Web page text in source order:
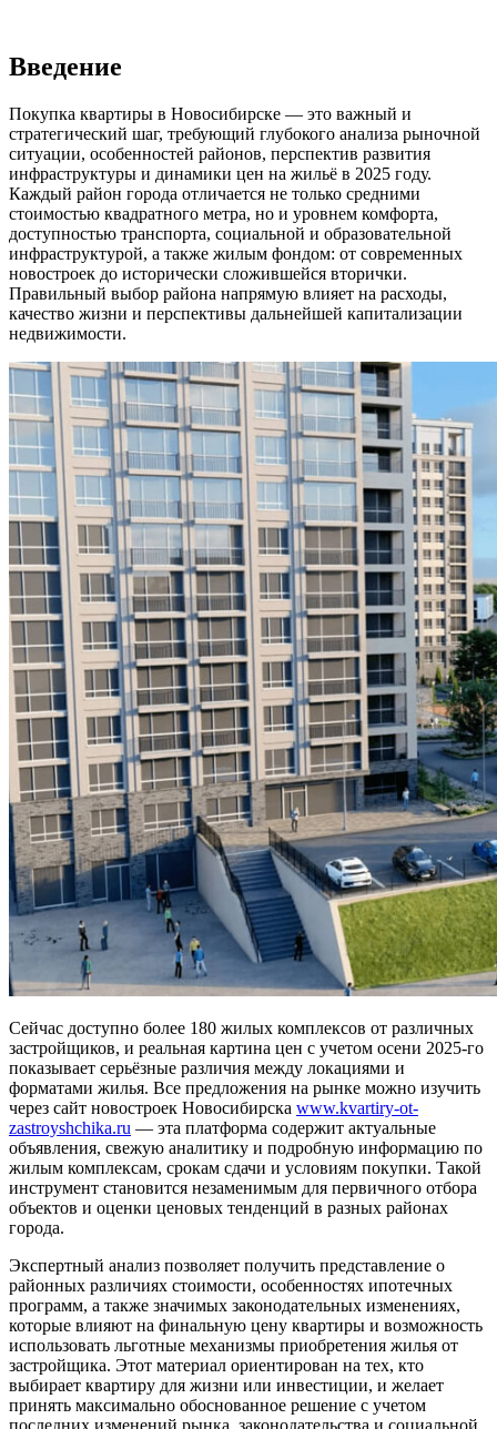
Введение
Покупка квартиры в Новосибирске — это важный и
стратегический шаг, требующий глубокого анализа рыночной
ситуации, особенностей районов, перспектив развития
инфраструктуры и динамики цен на жильё в 2025 году.
Каждый район города отличается не только средними
стоимостью квадратного метра, но и уровнем комфорта,
доступностью транспорта, социальной и образовательной
инфраструктурой, а также жилым фондом: от современных
новостроек до исторически сложившейся вторички.
Правильный выбор района напрямую влияет на расходы,
качество жизни и перспективы дальнейшей капитализации
недвижимости.
Сейчас доступно более 180 жилых комплексов от различных
застройщиков, и реальная картина цен с учетом осени 2025-го
показывает серьёзные различия между локациями и
форматами жилья. Все предложения на рынке можно изучить
через сайт новостроек Новосибирска www.kvartiry-ot-
zastroyshchika.ru — эта платформа содержит актуальные
объявления, свежую аналитику и подробную информацию по
жилым комплексам, срокам сдачи и условиям покупки. Такой
инструмент становится незаменимым для первичного отбора
объектов и оценки ценовых тенденций в разных районах
города.
Экспертный анализ позволяет получить представление о
районных различиях стоимости, особенностях ипотечных
программ, а также значимых законодательных изменениях,
которые влияют на финальную цену квартиры и возможность
использовать льготные механизмы приобретения жилья от
застройщика. Этот материал ориентирован на тех, кто
выбирает квартиру для жизни или инвестиции, и желает
принять максимально обоснованное решение с учетом
последних изменений рынка, законодательства и социальной